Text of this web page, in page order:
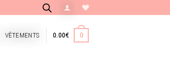
VÊTEMENTS 0.00€ 0